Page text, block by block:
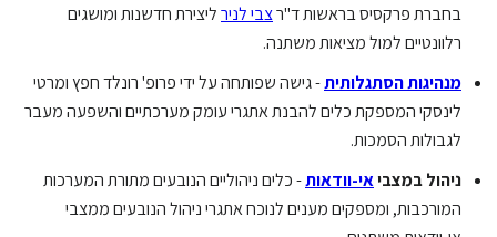
בחברת פרקסיס בראשות ד"רצבי לנירליצירת חדשנות ומושגים
רלוונטיים למול מציאות משתנה.
מנהיגות הסתגלותית- גישה שפותחה על ידי פרופ' רונלד חפץ ומרטי
לינסקי המספקת כלים להבנת אתגרי עומק מערכתיים והשפעה מעבר
לגבולות הסמכות.
ניהול במצביאי-וודאות- כלים ניהוליים הנובעים מתורת המערכות
המורכבות, ומספקים מענים לנוכח אתגרי ניהול הנובעים ממצבי